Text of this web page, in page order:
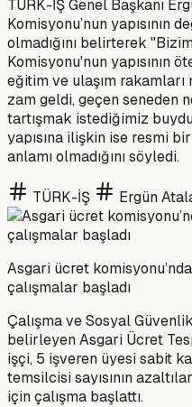
TÜRK-İŞ Genel Başkanı
Komisyonu’nun yapısının
olmadığını belirterek
Komisyonu'nun yapısının
eğitim ve ulaşım
zam geldi, geçen seneden
tartışmak istediğimiz
yapısına ilişkin ise resmi
anlamı olmadığını söyledi.
TÜRK-İŞ Ergün
Asgari ücret
çalışmalar başladı
Çalışma ve Sosyal
belirleyen Asgari Ücret
işçi, 5 işveren üyesi sabit
temsilcisi sayısının
için çalışma başlattı.